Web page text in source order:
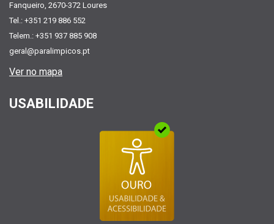
Fanqueiro, 2670-372 Loures
Tel.: +351 219 886 552
Telem.: +351 937 885 908
geral@paralimpicos.pt
Ver no mapa
USABILIDADE